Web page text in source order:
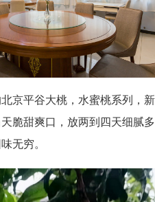
京平谷大桃，水蜜桃系列，
脆甜爽口，放两到四天细腻多
无穷。